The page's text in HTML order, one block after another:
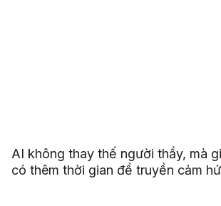
AI không thay thế người thầy, mà
có thêm thời gian để truyền cảm